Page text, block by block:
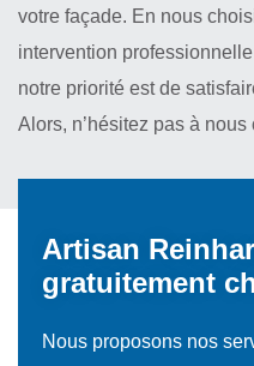
votre façade. En nous
intervention
notre priorité est de
Alors, n’hésitez pas à nous
Artisan
gratuitement
Nous proposons nos